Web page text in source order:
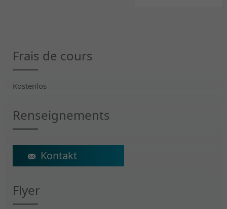
Frais de cours
Kostenlos
Renseignements
ecs@crr-suva.ch
Flyer